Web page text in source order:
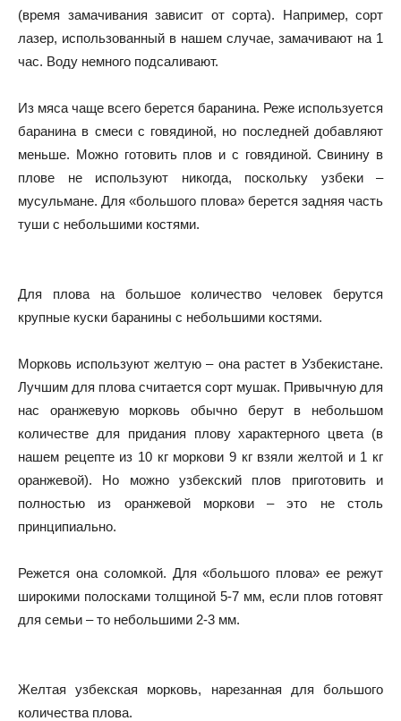
(время замачивания зависит от сорта). Например, сорт
лазер, использованный в нашем случае, замачивают на 1
час. Воду немного подсаливают.
Из мяса чаще всего берется баранина. Реже используется
баранина в смеси с говядиной, но последней добавляют
меньше. Можно готовить плов и с говядиной. Свинину в
плове не используют никогда, поскольку узбеки –
мусульмане. Для «большого плова» берется задняя часть
туши с небольшими костями.
Для плова на большое количество человек берутся
крупные куски баранины с небольшими костями.
Морковь используют желтую – она растет в Узбекистане.
Лучшим для плова считается сорт мушак. Привычную для
нас оранжевую морковь обычно берут в небольшом
количестве для придания плову характерного цвета (в
нашем рецепте из 10 кг моркови 9 кг взяли желтой и 1 кг
оранжевой). Но можно узбекский плов приготовить и
полностью из оранжевой моркови – это не столь
принципиально.
Режется она соломкой. Для «большого плова» ее режут
широкими полосками толщиной 5-7 мм, если плов готовят
для семьи – то небольшими 2-3 мм.
Желтая узбекская морковь, нарезанная для большого
количества плова.